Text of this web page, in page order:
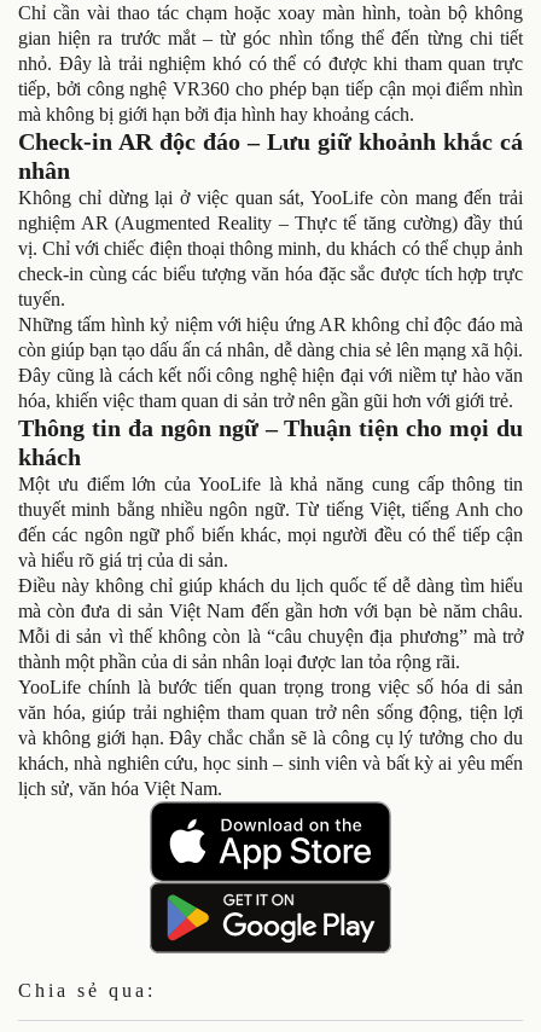
Chỉ cần vài thao tác chạm hoặc xoay màn hình, toàn bộ không
gian hiện ra trước mắt – từ góc nhìn tổng thể đến từng chi tiết
nhỏ. Đây là trải nghiệm khó có thể có được khi tham quan trực
tiếp, bởi công nghệ VR360 cho phép bạn tiếp cận mọi điểm nhìn
mà không bị giới hạn bởi địa hình hay khoảng cách.
Check-in AR độc đáo – Lưu giữ khoảnh khắc cá
nhân
Không chỉ dừng lại ở việc quan sát, YooLife còn mang đến trải
nghiệm AR (Augmented Reality – Thực tế tăng cường) đầy thú
vị. Chỉ với chiếc điện thoại thông minh, du khách có thể chụp ảnh
check-in cùng các biểu tượng văn hóa đặc sắc được tích hợp trực
tuyến.
Những tấm hình kỷ niệm với hiệu ứng AR không chỉ độc đáo mà
còn giúp bạn tạo dấu ấn cá nhân, dễ dàng chia sẻ lên mạng xã hội.
Đây cũng là cách kết nối công nghệ hiện đại với niềm tự hào văn
hóa, khiến việc tham quan di sản trở nên gần gũi hơn với giới trẻ.
Thông tin đa ngôn ngữ – Thuận tiện cho mọi du
khách
Một ưu điểm lớn của YooLife là khả năng cung cấp thông tin
thuyết minh bằng nhiều ngôn ngữ. Từ tiếng Việt, tiếng Anh cho
đến các ngôn ngữ phổ biến khác, mọi người đều có thể tiếp cận
và hiểu rõ giá trị của di sản.
Điều này không chỉ giúp khách du lịch quốc tế dễ dàng tìm hiểu
mà còn đưa di sản Việt Nam đến gần hơn với bạn bè năm châu.
Mỗi di sản vì thế không còn là “câu chuyện địa phương” mà trở
thành một phần của di sản nhân loại được lan tỏa rộng rãi.
YooLife chính là bước tiến quan trọng trong việc số hóa di sản
văn hóa, giúp trải nghiệm tham quan trở nên sống động, tiện lợi
và không giới hạn. Đây chắc chắn sẽ là công cụ lý tưởng cho du
khách, nhà nghiên cứu, học sinh – sinh viên và bất kỳ ai yêu mến
lịch sử, văn hóa Việt Nam.
Chia sẻ qua: